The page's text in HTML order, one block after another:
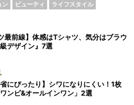
ン ビューティ ライフスタイル
最前線】体感はTシャツ、気分はブラウ
デザイン』7選
省にぴったり】シワになりにくい！1枚
ンピ&オールインワン」2選